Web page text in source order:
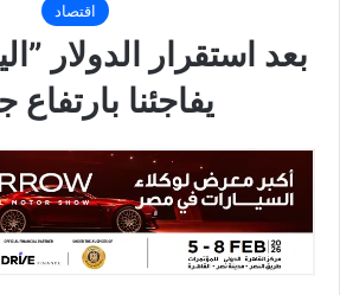
اقتصاد
بعد استقرار الدولار
يفاجئنا بارتفاع